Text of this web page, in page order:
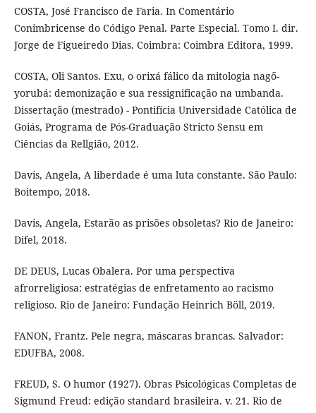
COSTA, José Francisco de Faria. In Comentário
Conimbricense do Código Penal. Parte Especial. Tomo I. dir.
Jorge de Figueiredo Dias. Coimbra: Coimbra Editora, 1999.
COSTA, Oli Santos. Exu, o orixá fálico da mitologia nagő-
yorubá: demonização e sua ressignificação na umbanda.
Dissertação (mestrado) - Pontifícia Universidade Católica de
Goiás, Programa de Pós-Graduação Stricto Sensu em
Ciências da Rellgião, 2012.
Davis, Angela, A liberdade é uma luta constante. São Paulo:
Boitempo, 2018.
Davis, Angela, Estarão as prisões obsoletas? Rio de Janeiro:
Difel, 2018.
DE DEUS, Lucas Obalera. Por uma perspectiva
afrorreligiosa: estratégias de enfretamento ao racismo
religioso. Rio de Janeiro: Fundação Heinrich Böll, 2019.
FANON, Frantz. Pele negra, máscaras brancas. Salvador:
EDUFBA, 2008.
FREUD, S. O humor (1927). Obras Psicológicas Completas de
Sigmund Freud: edição standard brasileira. v. 21. Rio de